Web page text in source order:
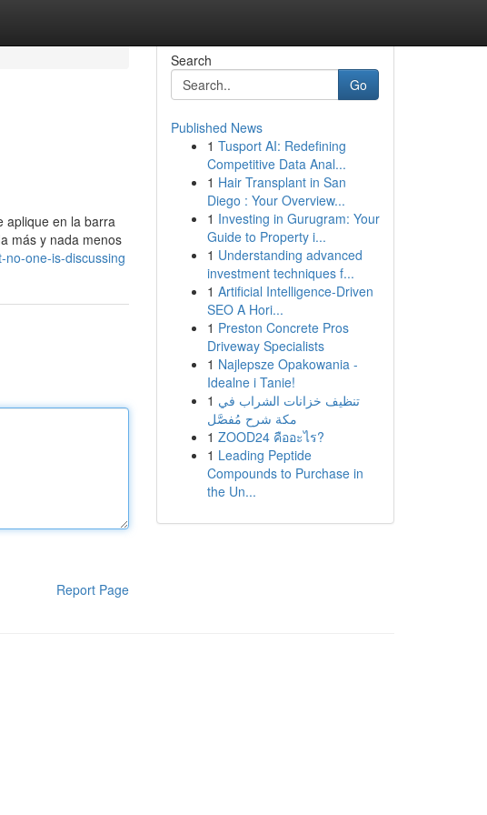
aplique en la barra
más y nada menos
one-is-discussing
Report Page
Search
Go
Published News
1 Tusport AI: Redefining
Competitive Data Anal...
1 Hair Transplant in San
Diego : Your Overview...
1 Investing in Gurugram: Your
Guide to Property i...
1 Understanding advanced
investment techniques f...
1 Artificial Intelligence-Driven
SEO A Hori...
1 Preston Concrete Pros
Driveway Specialists
1 Najlepsze Opakowania -
Idealne i Tanie!
1 تنظيف خزانات الشراب في
مكة شرح مُفصَّل
1 ZOOD24 คืออะไร?
1 Leading Peptide
Compounds to Purchase in
the Un...